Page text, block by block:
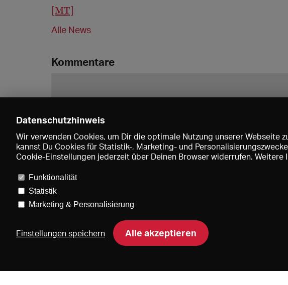
[MT]
Alle News
Kommentare
Datenschutzhinweis
Wir verwenden Cookies, um Dir die optimale Nutzung unserer
kannst Du Cookies für Statistik-, Marketing- und
Cookie-Einstellungen jederzeit über Deinen Browser widerrufen.
Funktionalität
Statistik
Marketing & Personalisierung
Einstellungen speichern Alle akzeptieren